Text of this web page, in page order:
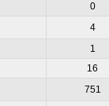
0
4
1
16
751